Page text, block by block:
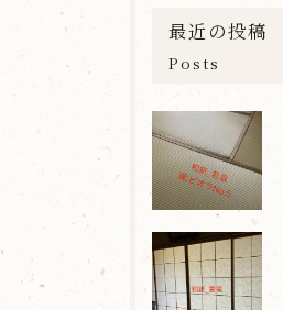
最近の投稿
Posts